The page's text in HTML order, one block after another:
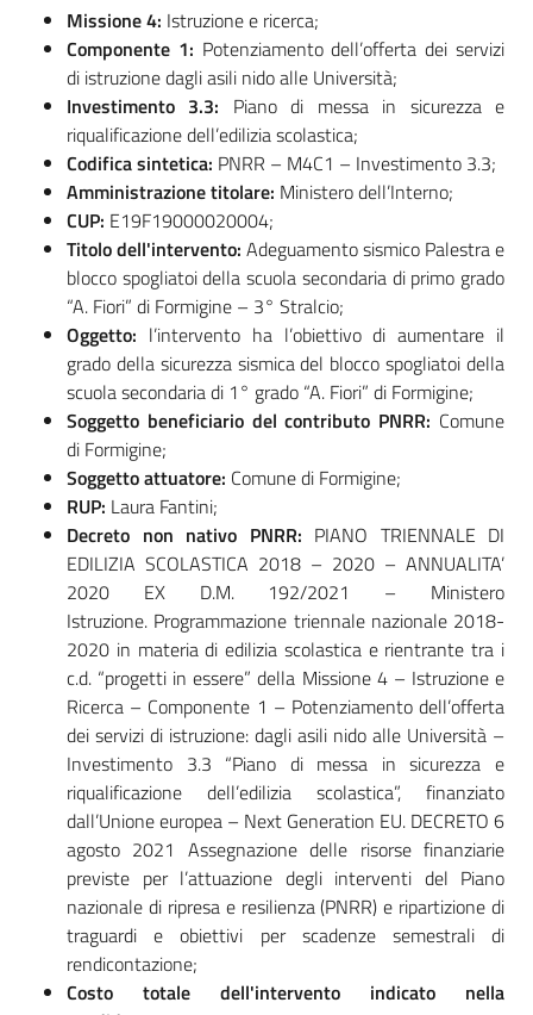
gli
argomenti...
Seguici
Missione 4: Istruzione e ricerca;
Componente 1: Potenziamento dell’offerta dei servizi
di istruzione dagli asili nido alle Università;
Investimento 3.3: Piano di messa in sicurezza e
riqualificazione dell’edilizia scolastica;
Codifica sintetica: PNRR – M4C1 – Investimento 3.3;
Amministrazione titolare: Ministero dell’Interno;
CUP: E19F19000020004;
Titolo dell'intervento: Adeguamento sismico Palestra e
blocco spogliatoi della scuola secondaria di primo grado
“A. Fiori” di Formigine – 3° Stralcio;
Oggetto: l’intervento ha l’obiettivo di aumentare il
grado della sicurezza sismica del blocco spogliatoi della
scuola secondaria di 1° grado “A. Fiori” di Formigine;
Soggetto beneficiario del contributo PNRR: Comune
di Formigine;
Soggetto attuatore: Comune di Formigine;
RUP: Laura Fantini;
Decreto non nativo PNRR: PIANO TRIENNALE DI
EDILIZIA SCOLASTICA 2018 – 2020 – ANNUALITA’
2020 EX D.M. 192/2021 – Ministero
Istruzione. Programmazione triennale nazionale 2018-
2020 in materia di edilizia scolastica e rientrante tra i
c.d. “progetti in essere” della Missione 4 – Istruzione e
Ricerca – Componente 1 – Potenziamento dell’offerta
dei servizi di istruzione: dagli asili nido alle Università –
Investimento 3.3 “Piano di messa in sicurezza e
riqualificazione dell’edilizia scolastica”, finanziato
dall’Unione europea – Next Generation EU. DECRETO 6
agosto 2021 Assegnazione delle risorse finanziarie
previste per l’attuazione degli interventi del Piano
nazionale di ripresa e resilienza (PNRR) e ripartizione di
traguardi e obiettivi per scadenze semestrali di
rendicontazione;
Costo totale dell'intervento indicato nella